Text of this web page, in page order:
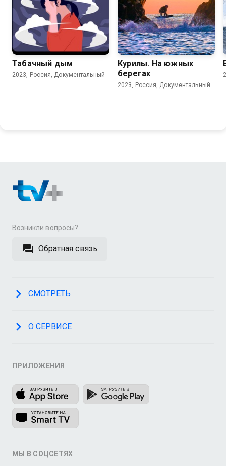
Табачный дым
2023, Россия, Документальный
Курилы. На южных
берегах
2023, Россия, Документальный
Возникли вопросы?
Обратная связь
СМОТРЕТЬ
О СЕРВИСЕ
ПРИЛОЖЕНИЯ
МЫ В СОЦСЕТЯХ